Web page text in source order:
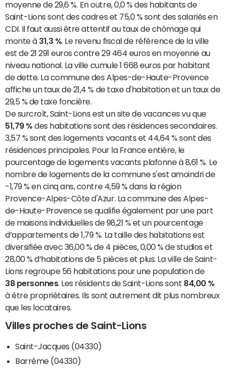
moyenne de 29,6 %. En outre, 0,0 % des habitants de
Saint-Lions sont des cadres et 75,0 % sont des salariés en
CDI. Il faut aussi être attentif au taux de chômage qui
monte à 31,3 % . Le revenu fiscal de référence de la ville
est de 21 291 euros contre 29 464 euros en moyenne au
niveau national. La ville cumule 1 668 euros par habitant
de dette. La commune des Alpes-de-Haute-Provence
affiche un taux de 21,4 % de taxe d'habitation et un taux de
29,5 % de taxe foncière.
De surcroît, Saint-Lions est un site de vacances vu que
51,79 % des habitations sont des résidences secondaires.
3,57 % sont des logements vacants et 44,64 % sont des
résidences principales. Pour la France entière, le
pourcentage de logements vacants plafonne à 8,61 %. Le
nombre de logements de la commune s'est amoindri de
-1,79 % en cinq ans, contre 4,59 % dans la région
Provence-Alpes-Côte d'Azur. La commune des Alpes-
de-Haute-Provence se qualifie également par une part
de maisons individuelles de 98,21 % et un pourcentage
d’appartements de 1,79 %. La taille des habitations est
diversifiée avec 36,00 % de 4 pièces, 0,00 % de studios et
28,00 % d’habitations de 5 pièces et plus. La ville de Saint-
Lions regroupe 56 habitations pour une population de
38 personnes. Les résidents de Saint-Lions sont 84,00 %
à être propriétaires. Ils sont autrement dit plus nombreux
que les locataires.
Villes proches de Saint-Lions
Saint-Jacques (04330)
Barrême (04330)